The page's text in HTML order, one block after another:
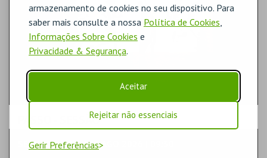
armazenamento de cookies no seu dispositivo. Para
saber mais consulte a nossa Política de Cookies,
Informações Sobre Cookies e
Privacidade & Segurança.
Aceitar
Rejeitar não essenciais
Gerir Preferências
- SESSÃO
SEGUNDA-FEIRA | 31 AGO 2026 | 09:30